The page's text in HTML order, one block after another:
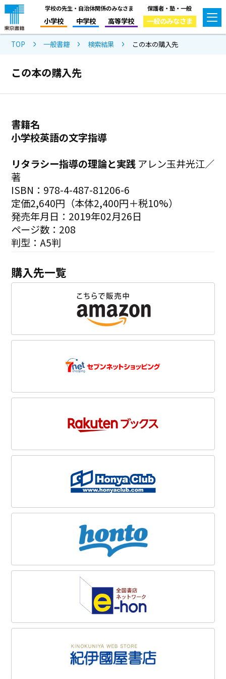
学校の先生・自治体関係のみなさま
小学校 中学校 高等学校
保護者・塾・一般
一般のみなさま
TOP 一般書籍 検索結果 この本の購入先
この本の購入先
書籍名
小学校英語の文字指導
リタラシー指導の理論と実践 アレン玉井光江／
著
ISBN：978-4-487-81206-6
定価2,640円（本体2,400円＋税10%）
発売年月日：2019年02月26日
ページ数：208
判型：A5判
購入先一覧